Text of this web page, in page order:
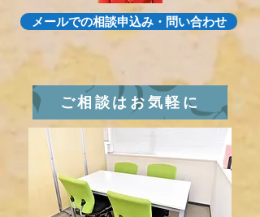
メールでの相談申込み・問い合わせ
ご相談はお気軽に